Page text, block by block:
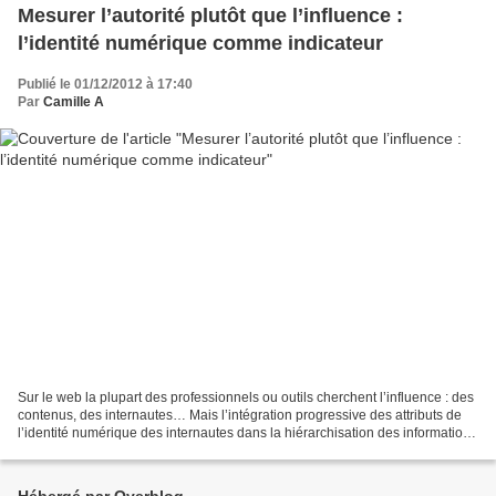
Mesurer l’autorité plutôt que l’influence :
l’identité numérique comme indicateur
Publié le 01/12/2012 à 17:40
Par Camille A
Sur le web la plupart des professionnels ou outils cherchent l’influence : des
contenus, des internautes… Mais l’intégration progressive des attributs de
l’identité numérique des internautes dans la hiérarchisation des informations